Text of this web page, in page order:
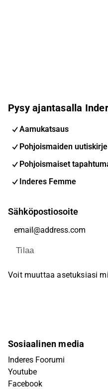
Pysy ajantasalla
Aamukatsaus
Pohjoismaiden uutiskirje
Pohjoismaiset
Inderes Femme
Sähköpostiosoite
Tilaa
Voit muuttaa asetuksiasi
Sosiaalinen media
Inderes Foorumi
Youtube
Facebook